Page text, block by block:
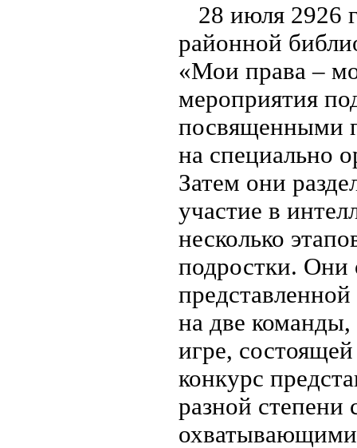
28 июля 2926
районной
«Мои права –
мероприятия
посвященными
на специально
Затем они
участие в
несколько
подростки. Они
на две команды,
игре,
конкурс
разной степени